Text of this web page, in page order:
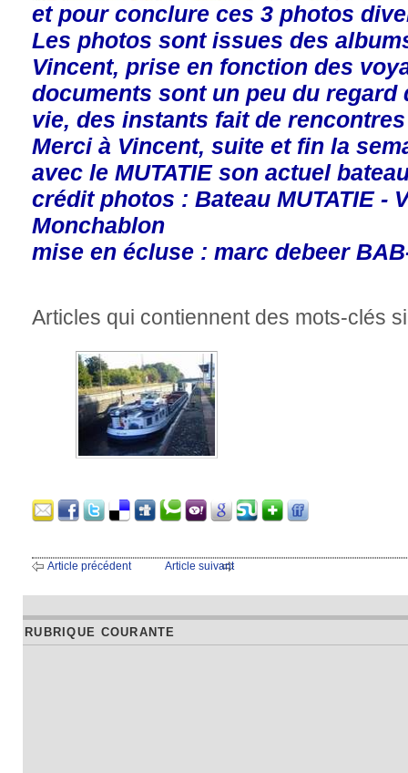
et pour conclure ces 3 photos
Les photos sont issues des
Vincent, prise en fonction des
documents sont un peu du regard
vie, des instants fait de
Merci à Vincent, suite et fin la
avec le MUTATIE son actuel
crédit photos : Bateau MUTATIE -
Monchablon
mise en écluse : marc debeer
Articles qui contiennent des mots-clés
Article précédent Article suivant
RUBRIQUE COURANTE